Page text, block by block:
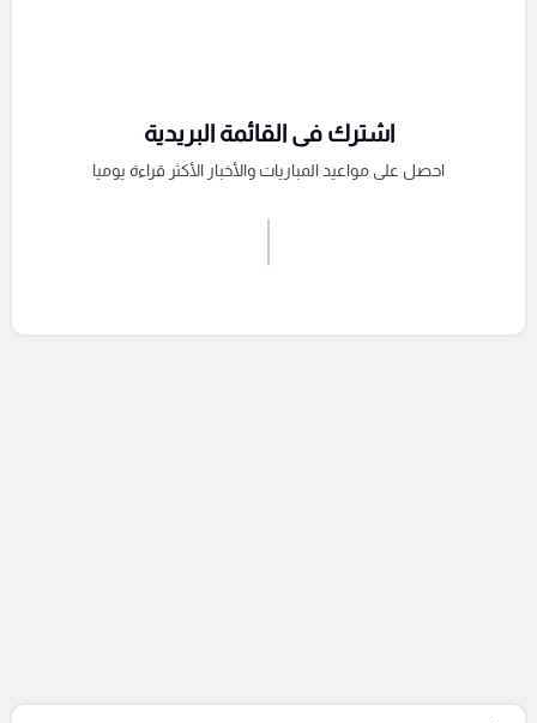
اشترك فى القائمة البريدية
احصل على مواعيد المباريات والأخبار الأكثر قراءة يوميا